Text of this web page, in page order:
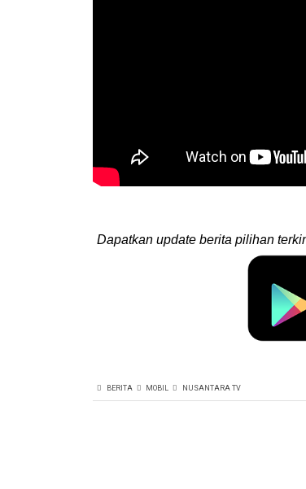
Dapatkan update berita pilihan
BERITA MOBIL NUSANTARA TV